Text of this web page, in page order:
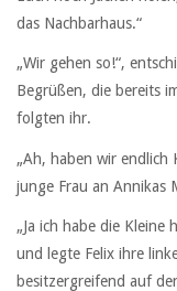
das Nachbarhaus.“
„Wir gehen so!“,
Begrüßen, die bereits
folgten ihr.
„Ah, haben wir endlich
junge Frau an Annikas
„Ja ich habe die
und legte Felix ihre
besitzergreifend auf